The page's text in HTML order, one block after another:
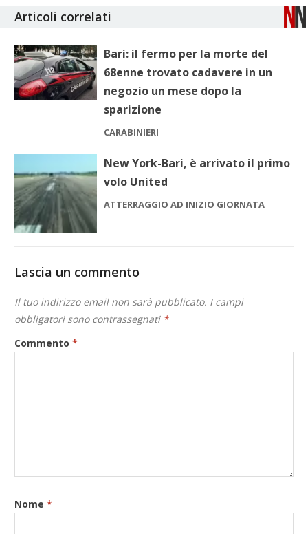
Articoli correlati
Bari: il fermo per la morte del
68enne trovato cadavere in un
negozio un mese dopo la
sparizione
CARABINIERI
New York-Bari, è arrivato il primo
volo United
ATTERRAGGIO AD INIZIO GIORNATA
Lascia un commento
Il tuo indirizzo email non sarà pubblicato. I campi
obbligatori sono contrassegnati *
Commento*
Nome*